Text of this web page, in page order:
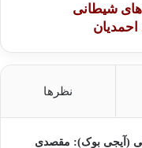
فكر يوناني‌ بود و هر چه‌ كه‌
آن‌ فكر و از نگاه‌ آن‌ چشم‌
شیطانی
نظرها
(آیجی بوک): مقصدی